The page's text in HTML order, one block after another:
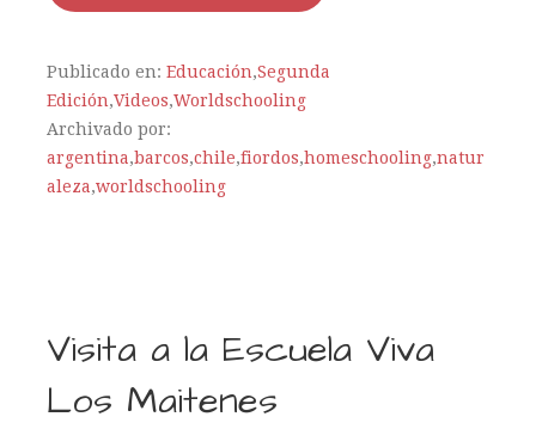
Publicado en: Educación,Segunda
Edición,Videos,Worldschooling
Archivado por:
argentina,barcos,chile,fiordos,homeschooling,natur
aleza,worldschooling
Visita a la Escuela Viva
Los Maitenes